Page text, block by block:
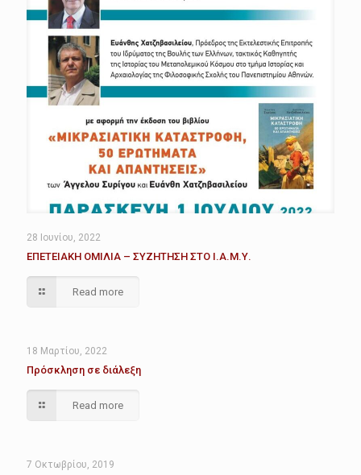
28 Ιουνίου, 2022
EΠΕΤΕΙΑΚΗ ΟΜΙΛΙΑ – ΣΥΖΗΤΗΣΗ ΣΤΟ Ι.Α.Μ.Υ.
Read more
18 Μαρτίου, 2022
Πρόσκληση σε διάλεξη
Read more
7 Οκτωβρίου, 2019